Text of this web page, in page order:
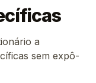
a
sem expô-